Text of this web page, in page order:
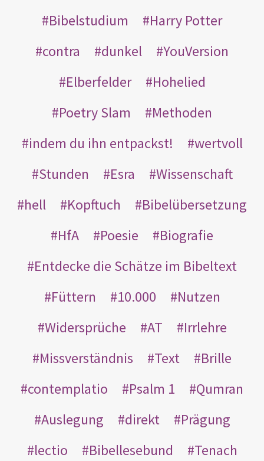
Bibelstudium
Harry Potter
contra
dunkel
YouVersion
Elberfelder
Hohelied
Poetry Slam
Methoden
indem du ihn entpackst!
wertvoll
Stunden
Esra
Wissenschaft
hell
Kopftuch
Bibelübersetzung
HfA
Poesie
Biografie
Entdecke die Schätze im Bibeltext
Füttern
10.000
Nutzen
Widersprüche
AT
Irrlehre
Missverständnis
Text
Brille
contemplatio
Psalm 1
Qumran
Auslegung
direkt
Prägung
lectio
Bibellesebund
Tenach